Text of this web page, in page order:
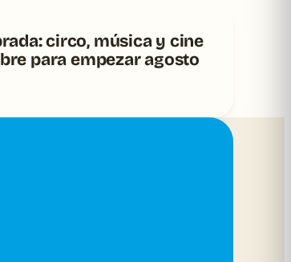
circo, música y cine
para empezar agosto